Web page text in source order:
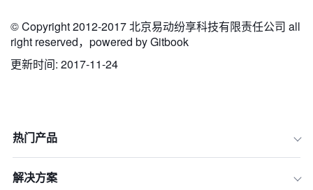
© Copyright 2012-2017 北京易动纷享科技有限责任公司 all
right reserved，powered by Gitbook
更新时间: 2017-11-24
热门产品
解决方案